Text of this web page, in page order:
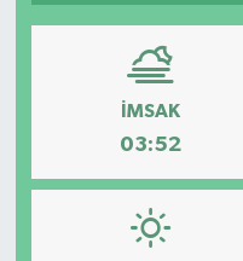
İMSAK
03:52